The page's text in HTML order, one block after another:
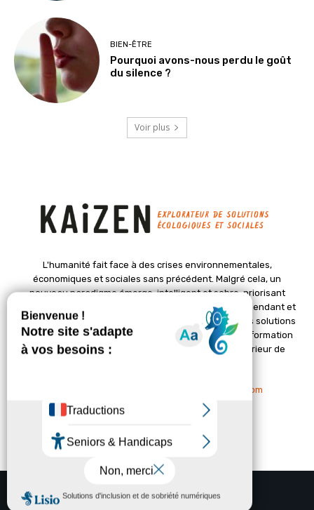
BIEN-ÊTRE
Pourquoi avons-nous perdu le goût
du silence ?
Voir plus
L'humanité fait face à des crises environnementales,
économiques et sociales sans précédent. Malgré cela, un
nouveau paradigme émerge, intelligent et sobre, priorisant
l'épanouissement de la vie. Le magazine Kaizen, indépendant et
positif, met en lumière des initiatives pionnières et des solutions
créatives pour un avenir meilleur. Il croit en une transformation
profonde des sociétés grâce à un changement intérieur de
contact@kaizen-magazine.com
A propos
Contact